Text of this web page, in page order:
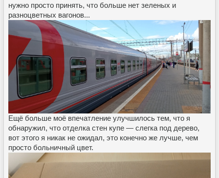
нужно просто принять, что больше нет зеленых и
разноцветных вагонов...
Ещё больше моё впечатление улучшилось тем, что я
обнаружил, что отделка стен купе — слегка под дерево,
вот этого я никак не ожидал, это конечно же лучше, чем
просто больничный цвет.